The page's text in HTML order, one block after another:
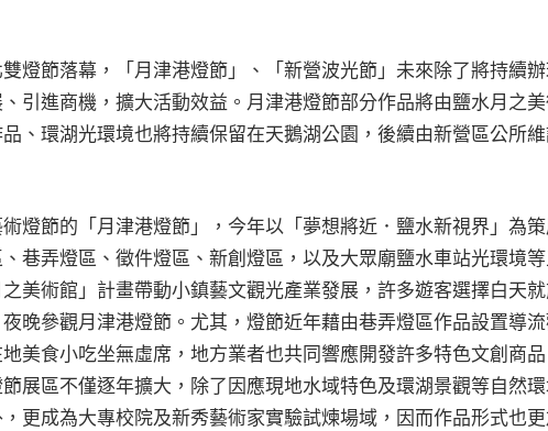
燈節落幕，「月津港燈節」、「新營波光節」未來除了將持續
引進商機，擴大活動效益。月津港燈節部分作品將由鹽水月之
、環湖光環境也將持續保留在天鵝湖公園，後續由新營區公所
燈節的「月津港燈節」，今年以「夢想將近．鹽水新視界」為
巷弄燈區、徵件燈區、新創燈區，以及大眾廟鹽水車站光環境
美術館」計畫帶動小鎮藝文觀光產業發展，許多遊客選擇白天
晚參觀月津港燈節。尤其，燈節近年藉由巷弄燈區作品設置導
美食小吃坐無虛席，地方業者也共同響應開發許多特色文創商
展區不僅逐年擴大，除了因應現地水域特色及環湖景觀等自然
更成為大專校院及新秀藝術家實驗試煉場域，因而作品形式也